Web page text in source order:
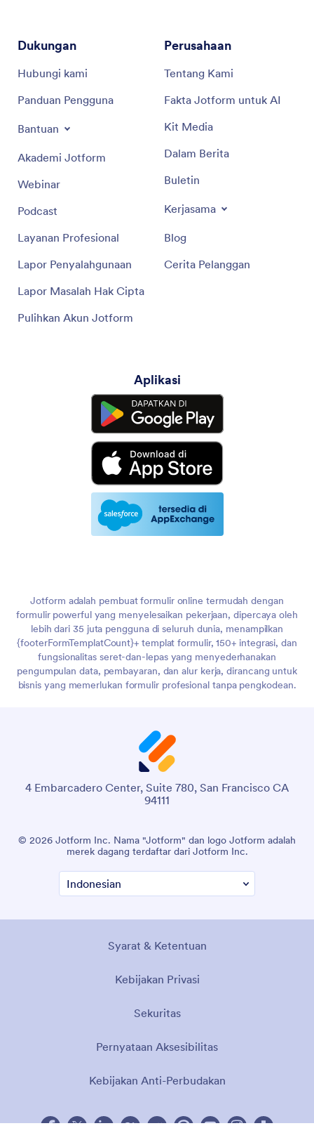
Dukungan
Hubungi kami
Panduan Pengguna
Bantuan
Akademi Jotform
Webinar
Podcast
Layanan Profesional
Lapor Penyalahgunaan
Lapor Masalah Hak Cipta
Pulihkan Akun Jotform
Perusahaan
Tentang Kami
Fakta Jotform untuk AI
Kit Media
Dalam Berita
Buletin
Kerjasama
Blog
Cerita Pelanggan
Aplikasi
Jotform adalah pembuat formulir online termudah dengan
formulir powerful yang menyelesaikan pekerjaan, dipercaya oleh
lebih dari 35 juta pengguna di seluruh dunia, menampilkan
{footerFormTemplatCount}+ templat formulir, 150+ integrasi, dan
fungsionalitas seret-dan-lepas yang menyederhanakan
pengumpulan data, pembayaran, dan alur kerja, dirancang untuk
bisnis yang memerlukan formulir profesional tanpa pengkodean.
4 Embarcadero Center, Suite 780, San Francisco CA
94111
© 2026 Jotform Inc. Nama "Jotform" dan logo Jotform adalah
merek dagang terdaftar dari Jotform Inc.
Syarat & Ketentuan
Kebijakan Privasi
Sekuritas
Pernyataan Aksesibilitas
Kebijakan Anti-Perbudakan